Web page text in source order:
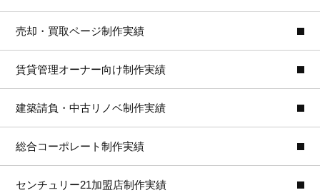
売却・買取ページ制作実績
賃貸管理オーナー向け制作実績
建築請負・中古リノベ制作実績
総合コーポレート制作実績
センチュリー21加盟店制作実績